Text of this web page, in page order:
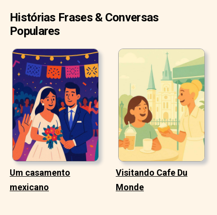
Histórias Frases & Conversas
Populares
Um casamento
mexicano
Visitando Cafe Du
Monde